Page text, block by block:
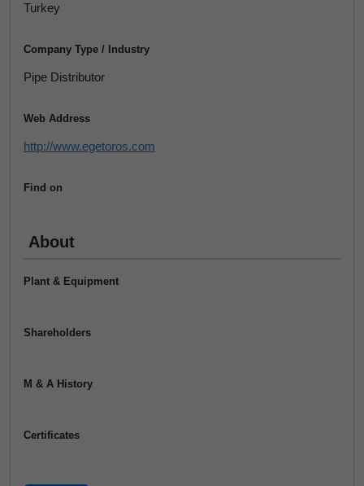
Turkey
Company Type / Industry
Pipe Distributor
Web Address
http://www.egetoros.com
Find on
About
Plant & Equipment
Shareholders
M & A History
Certificates